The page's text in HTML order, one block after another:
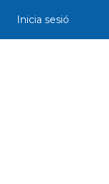
Inicia sesió